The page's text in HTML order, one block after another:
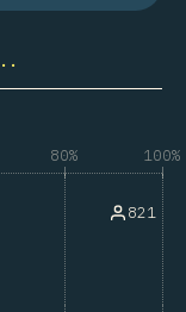
80% 100%
821